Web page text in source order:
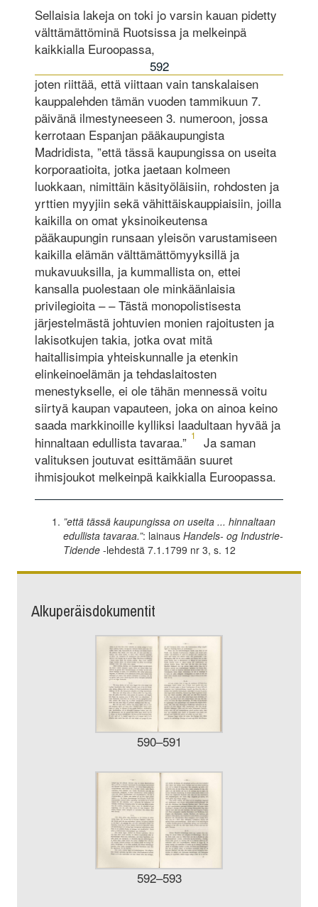
Sellaisia lakeja on toki jo varsin kauan pidetty
välttämättöminä Ruotsissa ja melkeinpä
kaikkialla Euroopassa,
592
joten riittää, että viittaan vain tanskalaisen
kauppalehden tämän vuoden tammikuun 7.
päivänä ilmestyneeseen 3. numeroon, jossa
kerrotaan Espanjan pääkaupungista
Madridista, ”että tässä kaupungissa on useita
korporaatioita, jotka jaetaan kolmeen
luokkaan, nimittäin käsityöläisiin, rohdosten ja
yrttien myyjiin sekä vähittäiskauppiaisiin, joilla
kaikilla on omat yksinoikeutensa
pääkaupungin runsaan yleisön varustamiseen
kaikilla elämän välttämättömyyksillä ja
mukavuuksilla, ja kummallista on, ettei
kansalla puolestaan ole minkäänlaisia
privilegioita – – Tästä monopolistisesta
järjestelmästä johtuvien monien rajoitusten ja
lakisotkujen takia, jotka ovat mitä
haitallisimpia yhteiskunnalle ja etenkin
elinkeinoelämän ja tehdaslaitosten
menestykselle, ei ole tähän mennessä voitu
siirtyä kaupan vapauteen, joka on ainoa keino
saada markkinoille kylliksi laadultaan hyvää ja
hinnaltaan edullista tavaraa.” 1
Ja saman
valituksen joutuvat esittämään suuret
ihmisjoukot melkeinpä kaikkialla Euroopassa.
”että tässä kaupungissa on useita ... hinnaltaan
edullista tavaraa.”: lainaus Handels- og ­Industrie-
Tidende-lehdestä 7.1.1799 nr 3, s. 12
Alkuperäisdokumentit
590–591
592–593